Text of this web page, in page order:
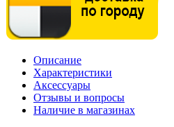
Описание
Характеристики
Аксессуары
Отзывы и вопросы
Наличие в магазинах